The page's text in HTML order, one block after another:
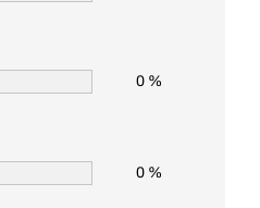
0 %
0 %